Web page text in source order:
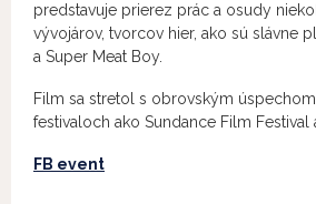
predstavuje prierez prác a osudy
vývojárov, tvorcov hier, ako sú slávne
a Super Meat Boy.
Film sa stretol s obrovským
festivaloch ako Sundance Film Festival
FB event